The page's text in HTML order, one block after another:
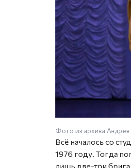
Фото из архива
Всё началось со
1976 году. Тогда
лишь две-три